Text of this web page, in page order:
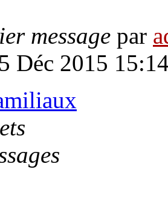
message par
Déc 2015